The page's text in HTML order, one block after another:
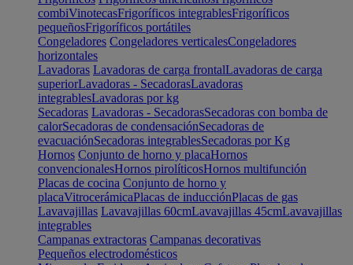
combiVinotecasFrigoríficos integrablesFrigoríficos
pequeñosFrigoríficos portátiles
Congeladores Congeladores verticalesCongeladores
horizontales
Lavadoras Lavadoras de carga frontalLavadoras de carga
superiorLavadoras - SecadorasLavadoras
integrablesLavadoras por kg
Secadoras Lavadoras - SecadorasSecadoras con bomba de
calorSecadoras de condensaciónSecadoras de
evacuaciónSecadoras integrablesSecadoras por Kg
Hornos Conjunto de horno y placaHornos
convencionalesHornos pirolíticosHornos multifunción
Placas de cocina Conjunto de horno y
placaVitrocerámicaPlacas de inducciónPlacas de gas
Lavavajillas Lavavajillas 60cmLavavajillas 45cmLavavajillas
integrables
Campanas extractoras Campanas decorativas
Pequeños electrodomésticos